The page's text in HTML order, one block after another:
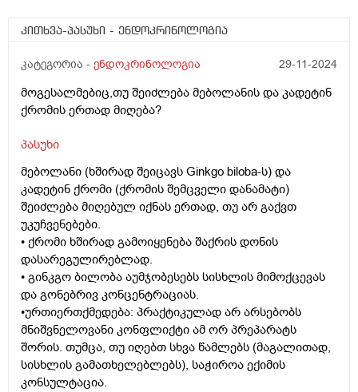
კითხვა-პასუხი - ენდოკრინოლოგია
კატეგორია - ენდოკრინოლოგია 29-11-2024
მოგესალმებიც,თუ შეიძლება მებოლანის და კადეტინ
ქრომის ერთად მიღება?
პასუხი
მებოლანი (ხშირად შეიცავს Ginkgo biloba-ს) და
კადეტინ ქრომი (ქრომის შემცველი დანამატი)
შეიძლება მიღებულ იქნას ერთად, თუ არ გაქვთ
უკუჩვენებები.
• ქრომი ხშირად გამოიყენება შაქრის დონის
დასარეგულირებლად.
• გინკგო ბილობა აუმჯობესებს სისხლის მიმოქცევას
და გონებრივ კონცენტრაციას.
•ურთიერთქმედება: პრაქტიკულად არ არსებობს
მნიშვნელოვანი კონფლიქტი ამ ორ პრეპარატს
შორის. თუმცა, თუ იღებთ სხვა წამლებს (მაგალითად,
სისხლის გამათხელებლებს), საჭიროა ექიმის
კონსულტაცია.